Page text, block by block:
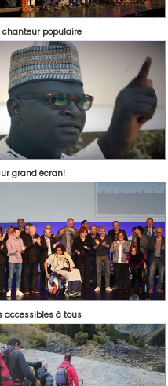
chanteur populaire
grand écran!
accessibles à tous